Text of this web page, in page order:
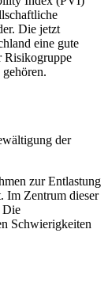
Die jetzt
eine gute
Risikogruppe
der
zur Entlastung
Im Zentrum dieser
Die
Schwierigkeiten